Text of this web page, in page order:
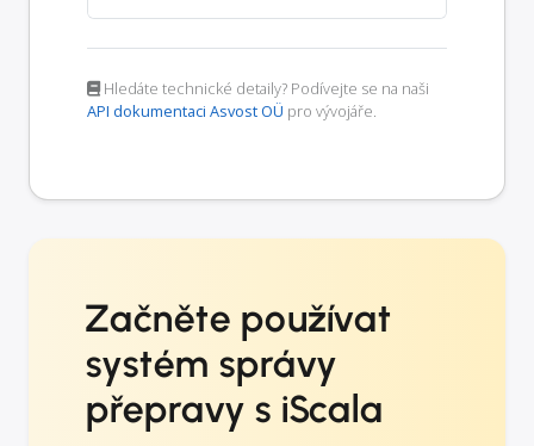
Hledáte technické detaily? Podívejte se na naši
API dokumentaci Asvost OÜ pro vývojáře.
Začněte používat
systém správy
přepravy s iScala